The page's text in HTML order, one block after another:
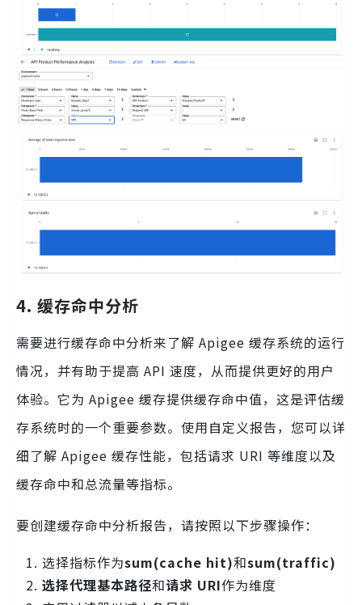
4. 缓存命中分析
需要进行缓存命中分析来了解 Apigee 缓存系统的运行
情况，并有助于提高 API 速度，从而提供更好的用户
体验。它为 Apigee 缓存提供缓存命中值，这是评估缓
存系统时的一个重要参数。使用自定义报告，您可以详
细了解 Apigee 缓存性能，包括请求 URI 等维度以及
缓存命中和总流量等指标。
要创建缓存命中分析报告，请按照以下步骤操作：
选择指标作为sum(cache hit)和sum(traffic)
选择代理基本路径和请求 URI作为维度